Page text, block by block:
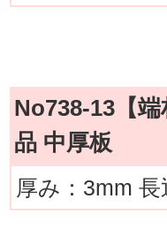
No738-13【
品 中厚板
厚み：3mm